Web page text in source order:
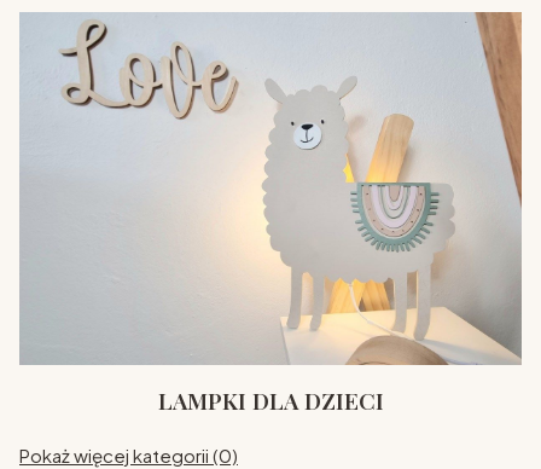
LAMPKI DLA DZIECI
Pokaż więcej kategorii (0)